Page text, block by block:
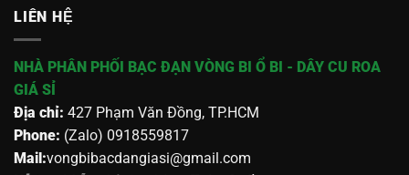
LIÊN HỆ
NHÀ PHÂN PHỐI BẠC ĐẠN VÒNG BI Ổ BI - DÂY CU ROA
GIÁ SỈ
Địa chỉ: 427 Phạm Văn Đồng, TP.HCM
Phone: (Zalo) 0918559817
Mail:vongbibacdangiasi@gmail.com